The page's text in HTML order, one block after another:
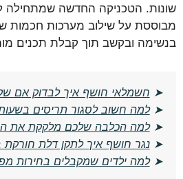
שונות. הטכניקה החדשה שמתחילה
מבוססת על שילוב מערכות
בנשימה ובקשב תוך קבלת תכנים
➤ חשמלאי חושף איך לבדוק אם
➤למה חשוב לסגור תריסים
➤למה הכלבה שלכם מלקקת את
➤נגר חושף איך לתקן דלת חורקת
➤למה ילדים שמקבלים בחירות